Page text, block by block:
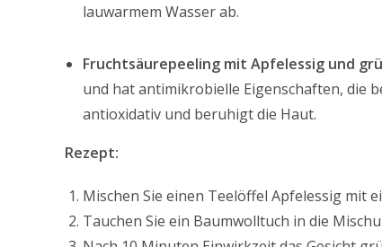
lauwarmem Wasser ab.
Fruchtsäurepeeling mit Apfelessig und
und hat antimikrobielle Eigenschaften, die
antioxidativ und beruhigt die Haut.
Rezept:
Mischen Sie einen Teelöffel Apfelessig mit
Tauchen Sie ein Baumwolltuch in die